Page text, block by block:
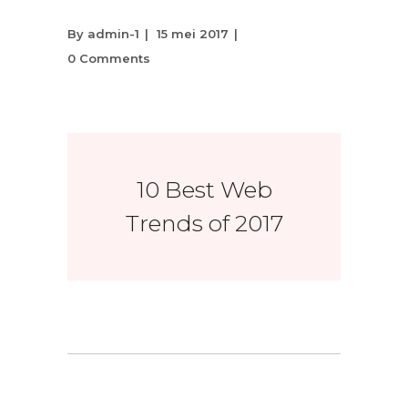
By admin-1
15 mei 2017
0 Comments
10 Best Web
Trends of 2017